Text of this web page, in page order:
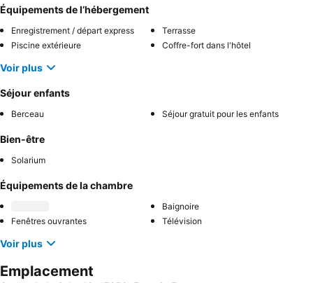
Équipements de l’hébergement
Enregistrement / départ express
Terrasse
Piscine extérieure
Coffre-fort dans l'hôtel
Voir plus
Séjour enfants
Berceau Séjour gratuit pour les enfants
Bien-être
Solarium
Équipements de la chambre
Baignoire
Fenêtres ouvrantes
Télévision
Voir plus
Emplacement